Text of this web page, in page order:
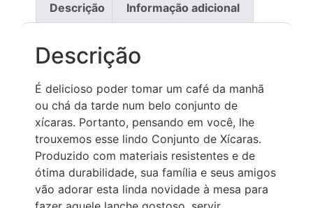
Descrição Informação adicional
Descrição
É delicioso poder tomar um café da manhã
ou chá da tarde num belo conjunto de
xícaras. Portanto, pensando em você, lhe
trouxemos esse lindo Conjunto de Xícaras.
Produzido com materiais resistentes e de
ótima durabilidade, sua família e seus amigos
vão adorar esta linda novidade à mesa para